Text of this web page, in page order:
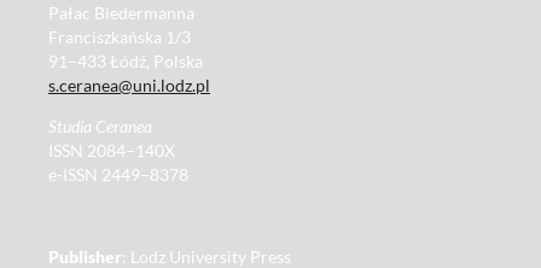
Pałac Biedermanna
Franciszkańska 1/3
91–433 Łódź, Polska
s.ceranea@uni.lodz.pl
Studia Ceranea
ISSN 2084–140X
e-ISSN 2449–8378
Publisher: Lodz University Press